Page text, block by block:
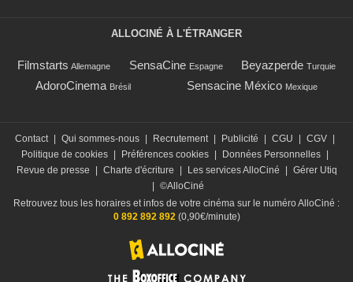
ALLOCINÉ À L'ÉTRANGER
Filmstarts Allemagne SensaCine Espagne Beyazperde Turquie
AdoroCinema Brésil Sensacine México Mexique
Contact | Qui sommes-nous | Recrutement | Publicité | CGU | CGV |
Politique de cookies | Préférences cookies | Données Personnelles |
Revue de presse
| Charte d'écriture | Les services AlloCiné | Gérer Utiq
| ©AlloCiné
Retrouvez tous les horaires et infos de votre cinéma sur le numéro AlloCiné :
0 892 892 892(0,90€/minute)